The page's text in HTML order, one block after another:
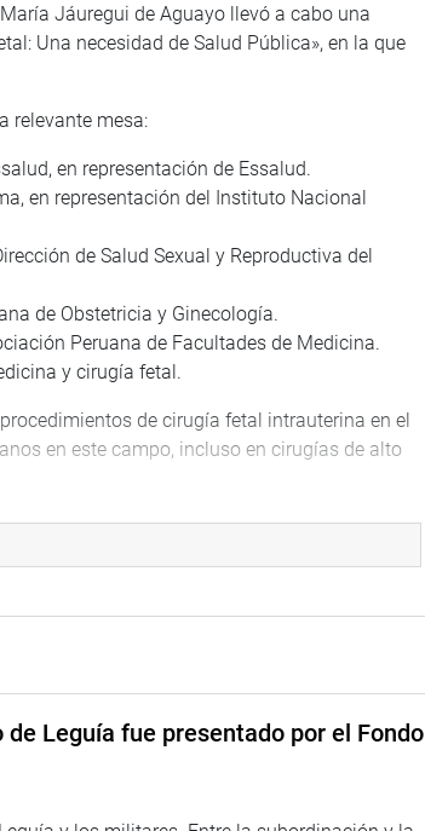
Jáuregui de Aguayo llevó a cabo una
Una necesidad de Salud Pública», en la que
relevante mesa:
en representación de Essalud.
en representación del Instituto Nacional
de Salud Sexual y Reproductiva del
de Obstetricia y Ginecología.
Peruana de Facultades de Medicina.
y cirugía fetal.
de cirugía fetal intrauterina en el
en este campo, incluso en cirugías de alto
y Familia, se buscó obtener las opiniones y
la subespecialidad de medicina materno
de Leguía fue presentado por el Fondo